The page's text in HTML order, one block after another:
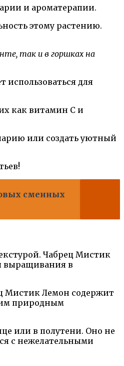
и ароматерапии.
этому растению.
так и в горшках на
для
как витамин С и
или создать уютный
сменных
Чабрец Мистик
выращивания в
Мистик Лемон содержит
природным
или в полутени. Оно не
с нежелательными